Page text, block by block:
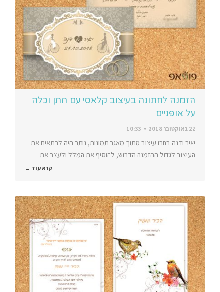
הזמנה לחתונה בעיצוב קלאסי עם חתן וכלה
על אופניים
22 באוקטובר 2018 10:33
יאיר ודנה בחרו עיצוב מתוך מאגר תמונות, נותר היה להתאים את
העיצוב לגדול ההזמנה הדרוש, להוסיף את המלל ולעצב את
קרא עוד ←